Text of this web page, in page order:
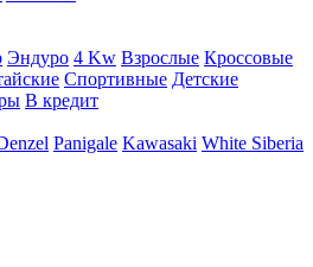
Эндуро 4 Kw Взрослые Кроссовые
Спортивные Детские
В кредит
Panigale Kawasaki White Siberia